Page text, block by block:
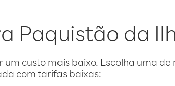
Paquistão da
custo mais baixo. Escolha uma de
com tarifas baixas: